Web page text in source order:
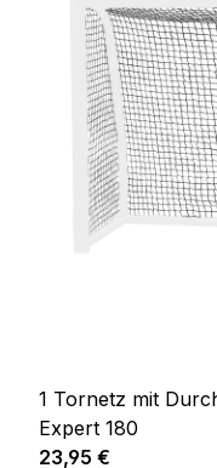
1 Tornetz mit Durchzugsleine für Fußballtor
Expert 180
Regulärer Preis:
23,95 €